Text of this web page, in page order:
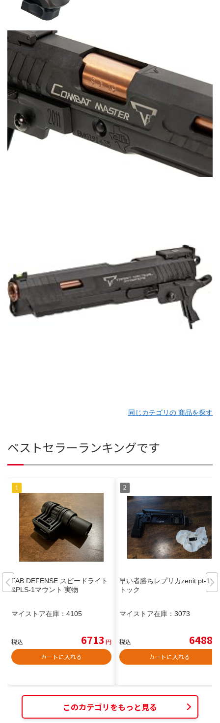
同じカテゴリの 商品を探す
ベストセラーランキングです
FAB DEFENSE スピードライト
&PLS-1マウント 実物
マイストア在庫： 4105
税込 6713 円
カートに入れる
早い者勝ちレプリカzenit pt-1ス
トック
マイストア在庫： 3073
税込 6488
カートに入れる
このカテゴリをもっと見る